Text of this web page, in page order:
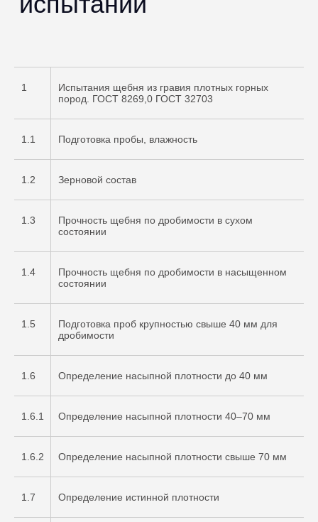
1
Испытания щебня из гравия плотных горных
пород. ГОСТ 8269,0 ГОСТ 32703
1.1 Подготовка пробы, влажность
1.2 Зерновой состав
1.3
Прочность щебня по дробимости в сухом
состоянии
1.4
Прочность щебня по дробимости в насыщенном
состоянии
1.5
Подготовка проб крупностью свыше 40 мм для
дробимости
1.6 Определение насыпной плотности до 40 мм
1.6.1 Определение насыпной плотности 40–70 мм
1.6.2 Определение насыпной плотности свыше 70 мм
1.7 Определение истинной плотности